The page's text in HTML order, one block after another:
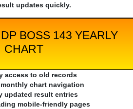
updates quickly.
BOSS 143 YEARLY
CHART
access to old records
chart navigation
updated result entries
mobile-friendly pages